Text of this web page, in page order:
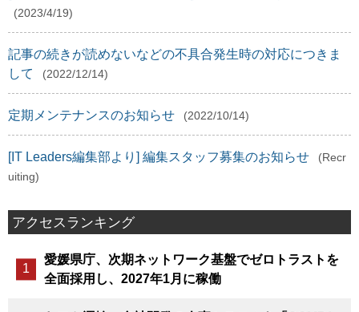
(2023/4/19)
記事の続きが読めないなどの不具合発生時の対応につきま
して
(2022/12/14)
定期メンテナンスのお知らせ (2022/10/14)
[IT Leaders編集部より] 編集スタッフ募集のお知らせ
(Recr
uiting)
アクセスランキング
愛媛県庁、次期ネットワーク基盤でゼロトラストを
全面採用し、2027年1月に稼働